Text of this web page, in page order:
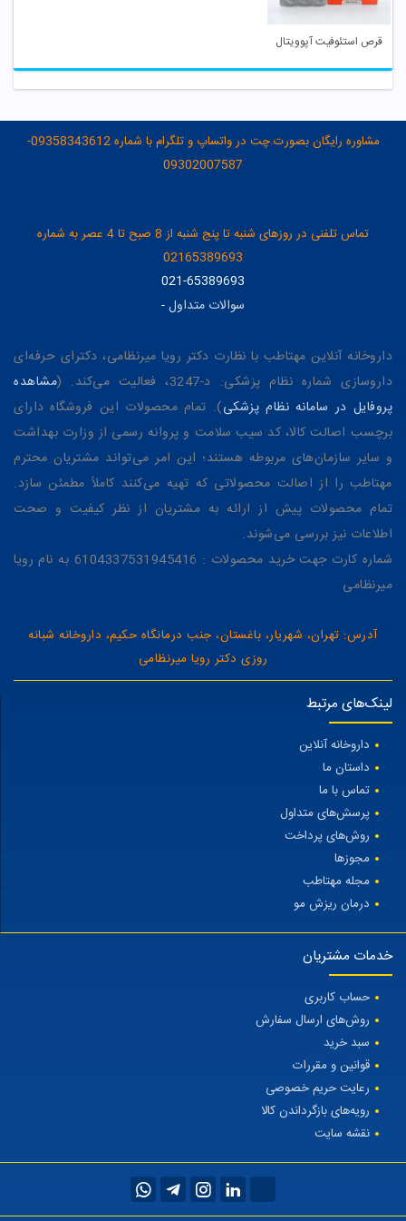
قرص استئوفیت آپوویتال
مشاوره رایگان بصورت چت در واتساپ و تلگرام با شماره 09358343612-
09302007587
تماس تلفنی در روزهای شنبه تا پنج شنبه از 8 صبح تا 4 عصر به شماره
02165389693
021-65389693
سوالات متداول-
داروخانه آنلاین مهتاطب با نظارت دکتر رویا میرنظامی، دکترای حرفه‌ای
داروسازی شماره نظام پزشکی: د-3247، فعالیت می‌کند. (
مشاهده
پروفایل در سامانه نظام پزشکی). تمام محصولات این فروشگاه دارای
برچسب اصالت کالا، کد سیب سلامت و پروانه رسمی از وزارت بهداشت
و سایر سازمان‌های مربوطه هستند؛ این امر می‌تواند مشتریان محترم
مهتاطب را از اصالت محصولاتی که تهیه می‌کنند کاملاً مطمئن سازد.
تمام محصولات پیش از ارائه به مشتریان از نظر کیفیت و صحت
اطلاعات نیز بررسی می‌شوند.
شماره کارت جهت خرید محصولات : 6104337531945416 به نام رویا
میرنظامی
آدرس: تهران، شهریار، باغستان، جنب درمانگاه حکیم، داروخانه شبانه
روزی دکتر رویا میرنظامی
لینک‌های مرتبط
داروخانه آنلاین
داستان ما
تماس با ما
پرسش‌های متداول
روش‌های پرداخت
مجوزها
مجله مهتاطب
درمان ریزش مو
خدمات مشتریان
حساب کاربری
روش‌های ارسال سفارش
سبد خرید
قوانین و مقررات
رعایت حریم خصوصی
رویه‌های بازگرداندن کالا
نقشه سایت